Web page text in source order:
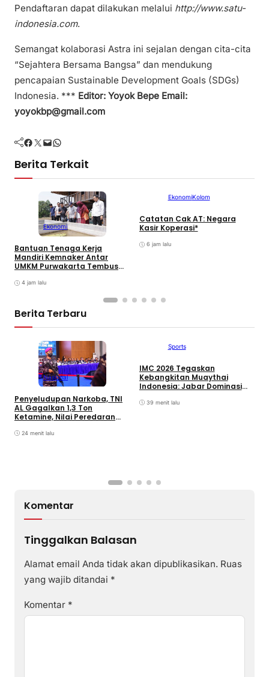
Pendaftaran dapat dilakukan melalui http://www.satu-
indonesia.com.
Semangat kolaborasi Astra ini sejalan dengan cita-cita
“Sejahtera Bersama Bangsa” dan mendukung
pencapaian Sustainable Development Goals (SDGs)
Indonesia. *** Editor: Yoyok Bepe Email:
yoyokbp@gmail.com
Facebook Twitter Mail WhatsApp
Berita Terkait
Ekonomi
Bantuan Tenaga Kerja
Mandiri Kemnaker Antar
UMKM Purwakarta Tembus
4 jam lalu
EkonomiKolom
Catatan Cak AT: Negara
Kasir Koperasi*
6 jam lalu
Berita Terbaru
Nasional
Penyeludupan Narkoba, TNI
AL Gagalkan 1,3 Ton
Ketamine, Nilai Peredaran
24 menit lalu
Sports
IMC 2026 Tegaskan
Kebangkitan Muaythai
Indonesia: Jabar Dominasi
39 menit lalu
Komentar
Tinggalkan Balasan
Alamat email Anda tidak akan dipublikasikan. Ruas
yang wajib ditandai *
Komentar *